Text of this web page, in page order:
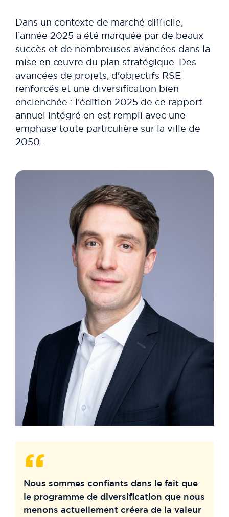
Dans un contexte de marché difficile,
l’année 2025 a été marquée par de beaux
succès et de nombreuses avancées dans la
mise en œuvre du plan stratégique. Des
avancées de projets, d'objectifs RSE
renforcés et une diversification bien
enclenchée : l'édition 2025 de ce rapport
annuel intégré en est rempli avec une
emphase toute particulière sur la ville de
2050.
“
Nous sommes confiants dans le fait que
le programme de diversification que nous
menons actuellement créera de la valeur